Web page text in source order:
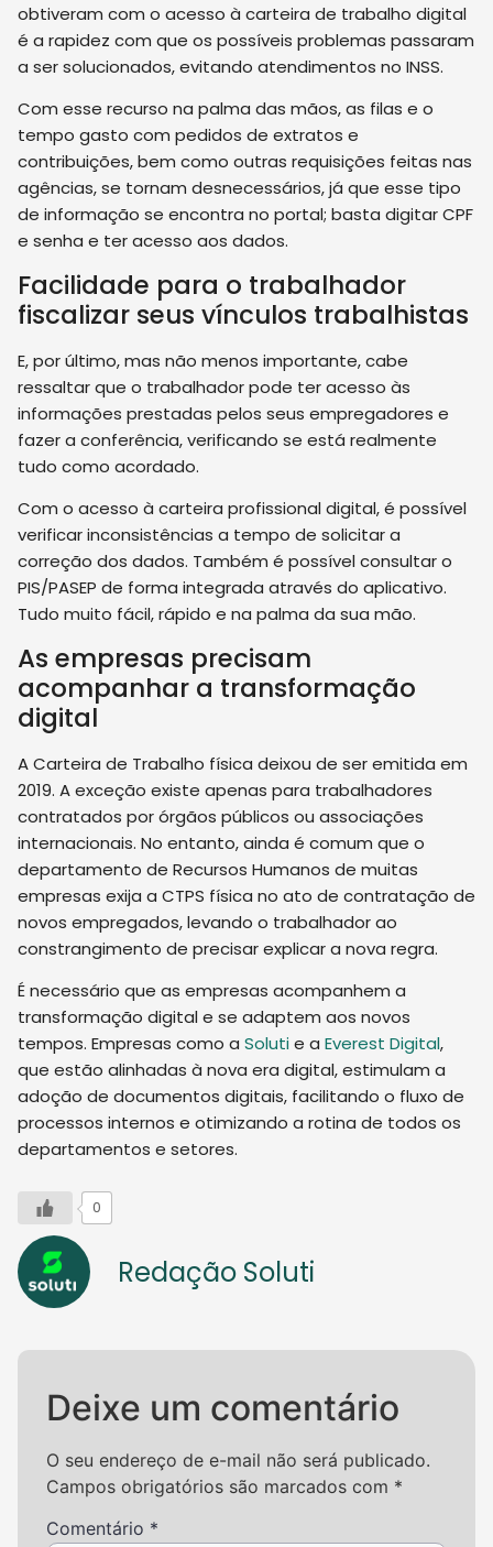
obtiveram com o acesso à carteira de trabalho digital
é a rapidez com que os possíveis problemas passaram
a ser solucionados, evitando atendimentos no INSS.
Com esse recurso na palma das mãos, as filas e o
tempo gasto com pedidos de extratos e
contribuições, bem como outras requisições feitas nas
agências, se tornam desnecessários, já que esse tipo
de informação se encontra no portal; basta digitar CPF
e senha e ter acesso aos dados.
Facilidade para o trabalhador
fiscalizar seus vínculos trabalhistas
E, por último, mas não menos importante, cabe
ressaltar que o trabalhador pode ter acesso às
informações prestadas pelos seus empregadores e
fazer a conferência, verificando se está realmente
tudo como acordado.
Com o acesso à carteira profissional digital, é possível
verificar inconsistências a tempo de solicitar a
correção dos dados. Também é possível consultar o
PIS/PASEP de forma integrada através do aplicativo.
Tudo muito fácil, rápido e na palma da sua mão.
As empresas precisam
acompanhar a transformação
digital
A Carteira de Trabalho física deixou de ser emitida em
2019. A exceção existe apenas para trabalhadores
contratados por órgãos públicos ou associações
internacionais. No entanto, ainda é comum que o
departamento de Recursos Humanos de muitas
empresas exija a CTPS física no ato de contratação de
novos empregados, levando o trabalhador ao
constrangimento de precisar explicar a nova regra.
É necessário que as empresas acompanhem a
transformação digital e se adaptem aos novos
tempos. Empresas como a Solutie a Everest Digital,
que estão alinhadas à nova era digital, estimulam a
adoção de documentos digitais, facilitando o fluxo de
processos internos e otimizando a rotina de todos os
departamentos e setores.
0
Redação Soluti
Deixe um comentário
O seu endereço de e-mail não será publicado.
Campos obrigatórios são marcados com *
Comentário *